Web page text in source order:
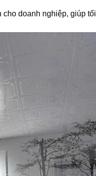
doanh nghiệp, giúp tối